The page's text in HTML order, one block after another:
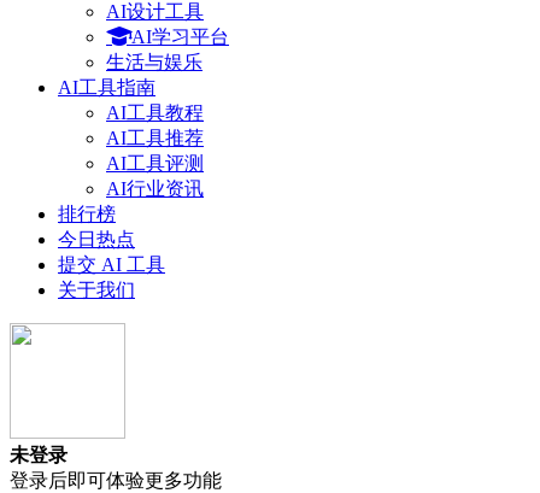
AI设计工具
AI学习平台
生活与娱乐
AI工具指南
AI工具教程
AI工具推荐
AI工具评测
AI行业资讯
排行榜
今日热点
提交 AI 工具
关于我们
未登录
登录后即可体验更多功能